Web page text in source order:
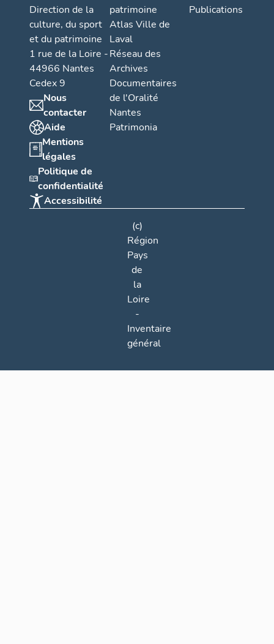
Direction de la
culture, du sport
et du patrimoine
1 rue de la Loire -
44966 Nantes
Cedex 9
Nous
contacter
Aide
Mentions
légales
Politique de
confidentialité
Accessibilité
patrimoine
Atlas Ville de
Laval
Réseau des
Archives
Documentaires
de l'Oralité
Nantes
Patrimonia
Publications
(c)
Région
Pays
de
la
Loire
-
Inventaire
général